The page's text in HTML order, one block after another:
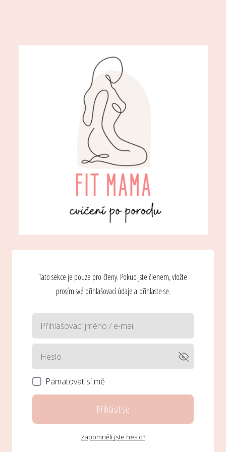
Tato sekce je pouze pro členy. Pokud jste členem, vložte
prosím své přihlašovací údaje a přihlaste se.
Pamatovat si mě
Přihlásit se
Zapomněli jste heslo?